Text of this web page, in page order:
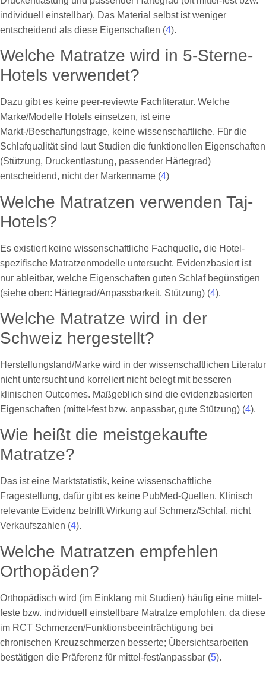
individuell einstellbar). Das Material selbst ist weniger
entscheidend als diese Eigenschaften (4).
Welche Matratze wird in 5-Sterne-
Hotels verwendet?
Dazu gibt es keine peer-reviewte Fachliteratur. Welche
Marke/Modelle Hotels einsetzen, ist eine
Markt-/Beschaffungsfrage, keine wissenschaftliche. Für die
Schlafqualität sind laut Studien die funktionellen Eigenschaften
(Stützung, Druckentlastung, passender Härtegrad)
entscheidend, nicht der Markenname (4)
Welche Matratzen verwenden Taj-
Hotels?
Es existiert keine wissenschaftliche Fachquelle, die Hotel-
spezifische Matratzenmodelle untersucht. Evidenzbasiert ist
nur ableitbar, welche Eigenschaften guten Schlaf begünstigen
(siehe oben: Härtegrad/Anpassbarkeit, Stützung) (4).
Welche Matratze wird in der
Schweiz hergestellt?
Herstellungsland/Marke wird in der wissenschaftlichen Literatur
nicht untersucht und korreliert nicht belegt mit besseren
klinischen Outcomes. Maßgeblich sind die evidenzbasierten
Eigenschaften (mittel-fest bzw. anpassbar, gute Stützung) (4).
Wie heißt die meistgekaufte
Matratze?
Das ist eine Marktstatistik, keine wissenschaftliche
Fragestellung, dafür gibt es keine PubMed-Quellen. Klinisch
relevante Evidenz betrifft Wirkung auf Schmerz/Schlaf, nicht
Verkaufszahlen (4).
Welche Matratzen empfehlen
Orthopäden?
Orthopädisch wird (im Einklang mit Studien) häufig eine mittel-
feste bzw. individuell einstellbare Matratze empfohlen, da diese
im RCT Schmerzen/Funktionsbeeinträchtigung bei
chronischen Kreuzschmerzen besserte; Übersichtsarbeiten
bestätigen die Präferenz für mittel-fest/anpassbar (5).